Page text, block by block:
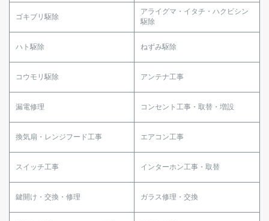
ゴキブリ駆除
アライグマ・イタチ・ハクビシン
駆除
ハト駆除 ねずみ駆除
コウモリ駆除 アンテナ工事
漏電修理 コンセント工事・取替・増設
換気扇・レンジフード工事 エアコン工事
スイッチ工事 インターホン工事・取替
鍵開け・交換・修理 ガラス修理・交換